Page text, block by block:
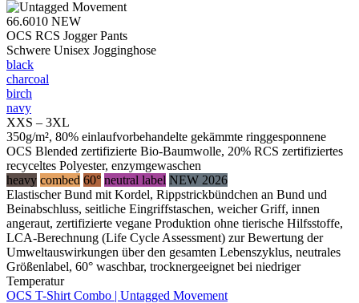
66.6010 NEW
OCS RCS Jogger Pants
Schwere Unisex Jogginghose
black
charcoal
birch
navy
XXS – 3XL
350g/m², 80% einlaufvorbehandelte gekämmte ringgesponnene
OCS Blended zertifizierte Bio-Baumwolle, 20% RCS zertifiziertes
recyceltes Polyester, enzymgewaschen
heavy combed 60° neutral label NEW 2026
Elastischer Bund mit Kordel, Rippstrickbündchen an Bund und
Beinabschluss, seitliche Eingriffstaschen, weicher Griff, innen
angeraut, zertifizierte vegane Produktion ohne tierische Hilfsstoffe,
LCA-Berechnung (Life Cycle Assessment) zur Bewertung der
Umweltauswirkungen über den gesamten Lebenszyklus, neutrales
Größenlabel, 60° waschbar, trocknergeeignet bei niedriger
Temperatur
OCS T-Shirt Combo | Untagged Movement